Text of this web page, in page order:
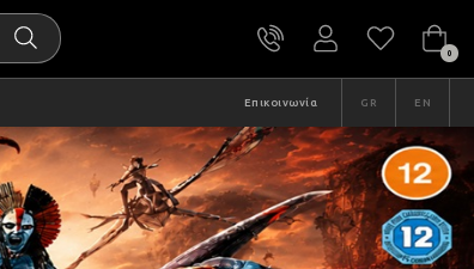
0
Επικοινωνία GR EN